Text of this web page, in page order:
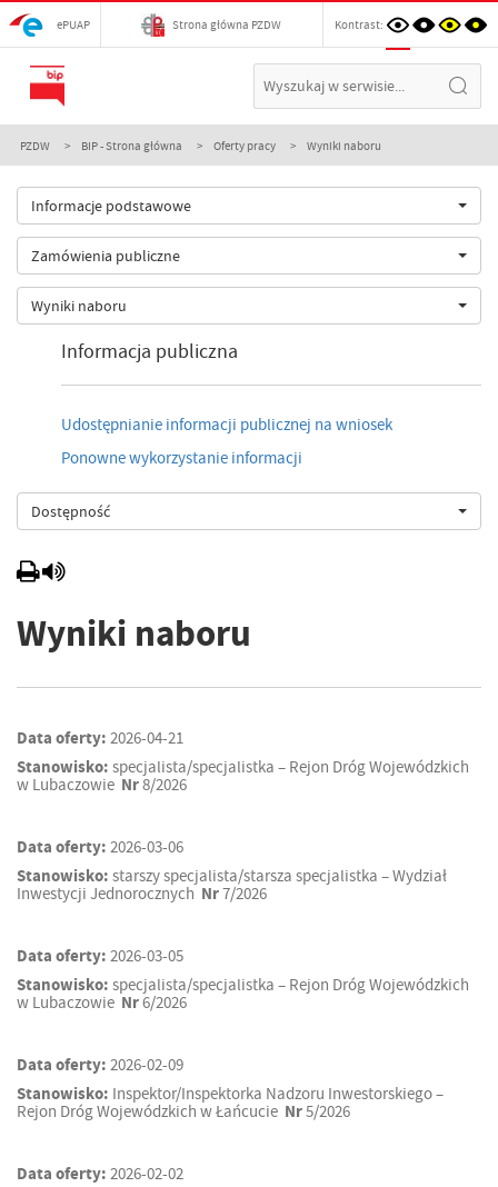
ePUAP Strona główna PZDW Kontrast:
PZDW BIP - Strona główna Oferty pracy Wyniki naboru
Informacje podstawowe
Zamówienia publiczne
Wyniki naboru
Informacja publiczna
Udostępnianie informacji publicznej na wniosek
Ponowne wykorzystanie informacji
Dostępność
Wyniki naboru
Data oferty: 2026-04-21
Stanowisko: specjalista/specjalistka – Rejon Dróg Wojewódzkich
w Lubaczowie Nr8/2026
Data oferty: 2026-03-06
Stanowisko: starszy specjalista/starsza specjalistka – Wydział
Inwestycji Jednorocznych Nr7/2026
Data oferty: 2026-03-05
Stanowisko: specjalista/specjalistka – Rejon Dróg Wojewódzkich
w Lubaczowie Nr6/2026
Data oferty: 2026-02-09
Stanowisko: Inspektor/Inspektorka Nadzoru Inwestorskiego –
Rejon Dróg Wojewódzkich w Łańcucie Nr5/2026
Data oferty: 2026-02-02